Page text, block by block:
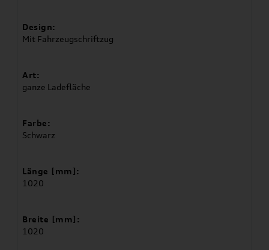
Design:
Mit Fahrzeugschriftzug
Art:
ganze Ladefläche
Farbe:
Schwarz
Länge [mm]:
1020
Breite [mm]:
1020